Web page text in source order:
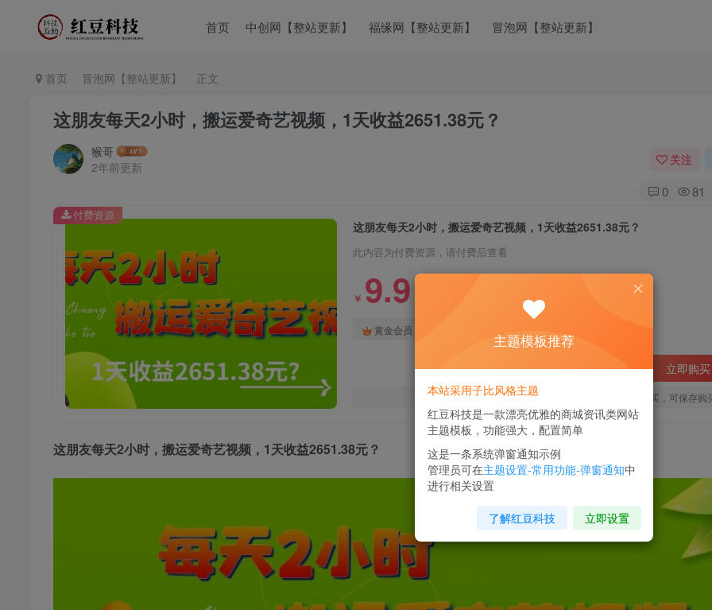
首页 中创网【整站更新】 福缘网【整站更新】 冒泡网【整站更新】
首页 冒泡网【整站更新】 正文
这朋友每天2小时，搬运爱奇艺视频，1天收益2651.38元？
猴哥
2年前更新
关注
0 81
这朋友每天2小时，搬运爱奇艺视频，1天收益2651.38元？
此内容为付费资源，请付费后查看
￥ 9.9
黄金会员
立即购买
您当前未登录！建议登陆后购买，可保存购
付费资源
这朋友每天2小时，搬运爱奇艺视频，1天收益2651.38元？
主题模板推荐
本站采用子比风格主题
红豆科技是一款漂亮优雅的商城资讯类网站
主题模板，功能强大，配置简单
这是一条系统弹窗通知示例
管理员可在主题设置-常用功能-弹窗通知中
进行相关设置
了解红豆科技 立即设置